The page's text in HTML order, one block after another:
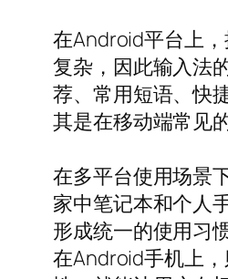
在Android平台上
复杂，因此输入法
荐、常用短语、快
其是在移动端常见
在多平台使用场景
家中笔记本和个人
形成统一的使用习
在Android手机上